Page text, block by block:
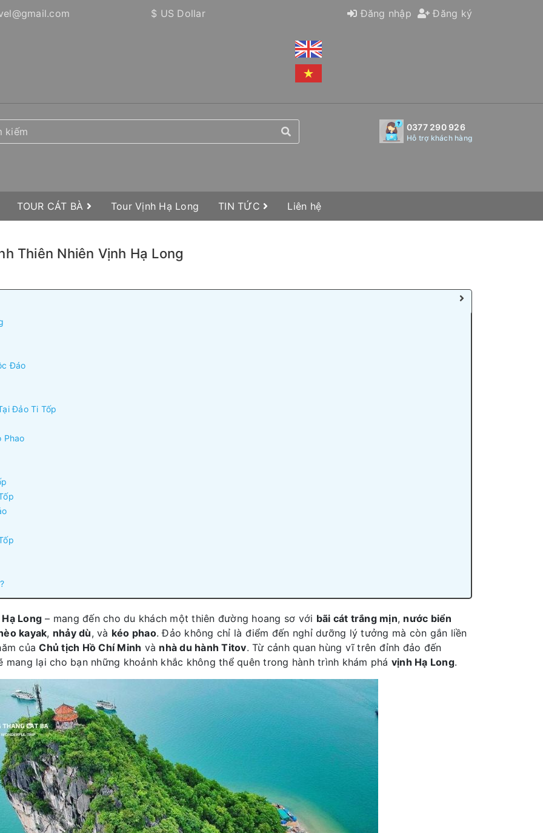
Đăng nhập Đăng ký
$ US Dollar
0377 290 926
Hỗ trợ khách hàng
TOUR CÁT BÀ Tour Vịnh Hạ Long TIN TỨC Liên hệ
Thiên Nhiên Vịnh Hạ Long
Đáo
Đảo Ti Tốp
Phao
Long – mang đến cho du khách một thiên đường hoang sơ với bãi cát trắng mịn, nước biển
kayak, nhảy dù, và kéo phao. Đảo không chỉ là điểm đến nghỉ dưỡng lý tưởng mà còn gắn liền
củaChủ tịch Hồ Chí Minh và nhà du hành Titov. Từ cảnh quan hùng vĩ trên đỉnh đảo đến
mang lại cho bạn những khoảnh khắc không thể quên trong hành trình khám phá vịnh Hạ Long.